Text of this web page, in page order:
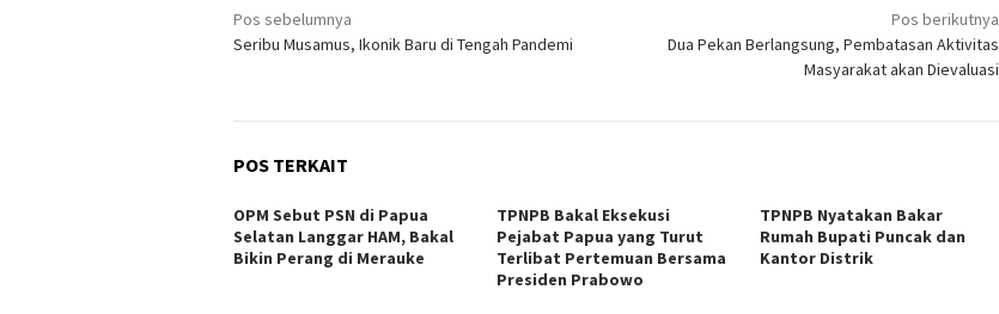
Navigasi
pos
Pos sebelumnya
Seribu Musamus, Ikonik Baru di Tengah Pandemi
Pos berikutnya
Dua Pekan Berlangsung, Pembatasan Aktivitas
Masyarakat akan Dievaluasi
POS TERKAIT
OPM Sebut PSN di Papua
Selatan Langgar HAM, Bakal
Bikin Perang di Merauke
TPNPB Bakal Eksekusi
Pejabat Papua yang Turut
Terlibat Pertemuan Bersama
Presiden Prabowo
TPNPB Nyatakan Bakar
Rumah Bupati Puncak dan
Kantor Distrik